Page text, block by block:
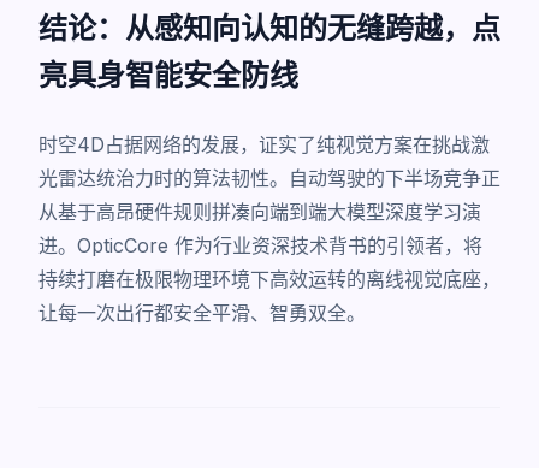
结论：从感知向认知的无缝跨越，点
亮具身智能安全防线
时空4D占据网络的发展，证实了纯视觉方案在挑战激
光雷达统治力时的算法韧性。自动驾驶的下半场竞争正
从基于高昂硬件规则拼凑向端到端大模型深度学习演
进。OpticCore 作为行业资深技术背书的引领者，将
持续打磨在极限物理环境下高效运转的离线视觉底座，
让每一次出行都安全平滑、智勇双全。